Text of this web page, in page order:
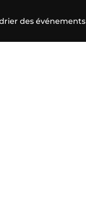
des événements